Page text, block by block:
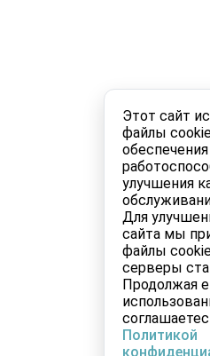
Этот сайт
файлы
обеспечения
улучшения
Для
сайта мы
файлы
серверы
Продолжая
Политикой